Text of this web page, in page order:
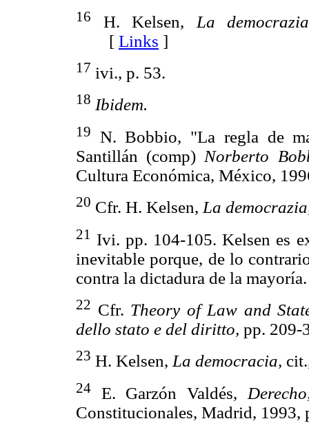
16 H. Kelsen, La
[ Links ]
17 ivi., p. 53.
18 Ibidem.
19
N. Bobbio, "La regla de
Santillán (comp) Norberto
Cultura Económica, México,
20 Cfr. H. Kelsen, La
21 Ivi. pp. 104-105. Kelsen es
inevitable porque, de lo
contra la dictadura de la mayoría.
22 Cfr. Theory of Law and
dello stato e del diritto, pp.
23 H. Kelsen, La democracia,
24 E. Garzón Valdés,
Constitucionales, Madrid,